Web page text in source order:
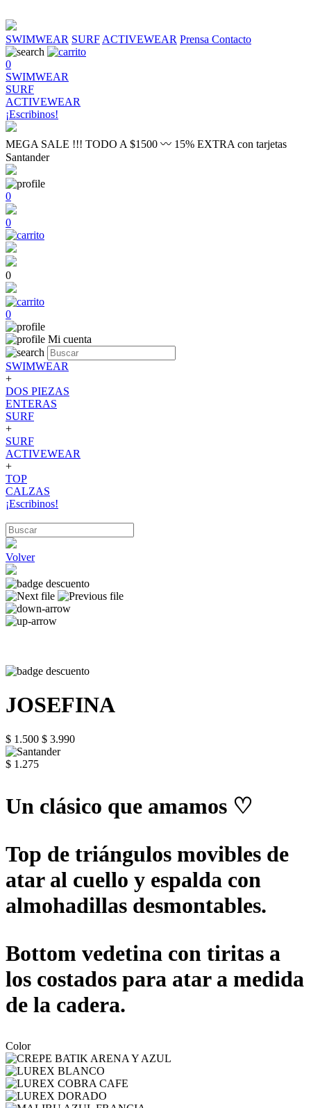
SWIMWEAR SURF ACTIVEWEAR Prensa Contacto
0
SWIMWEAR
SURF
ACTIVEWEAR
¡Escribinos!
MEGA SALE !!! TODO A $1500 〰 15% EXTRA con tarjetas
Santander
0
0
0
0
Mi cuenta
SWIMWEAR
+
DOS PIEZAS
ENTERAS
SURF
+
SURF
ACTIVEWEAR
+
TOP
CALZAS
¡Escribinos!
Volver
JOSEFINA
$ 1.500 $ 3.990
$ 1.275
Un clásico que amamos ♡
Top de triángulos movibles de
atar al cuello y espalda con
almohadillas desmontables.
Bottom vedetina con tiritas a
los costados para atar a medida
de la cadera.
Color